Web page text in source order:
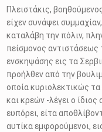
Πλειστάκις,
είχεν συνάψει
καταλάβη την πόλιν,
πείσμονος αντιστάσεως
ενσκηψάσης εις τα
προήλθεν από την
οποία κυριολεκτικώς
και κρεών -λέγει ο
ευπόρει, είτα
αυτίκα εμφορούμενοι,